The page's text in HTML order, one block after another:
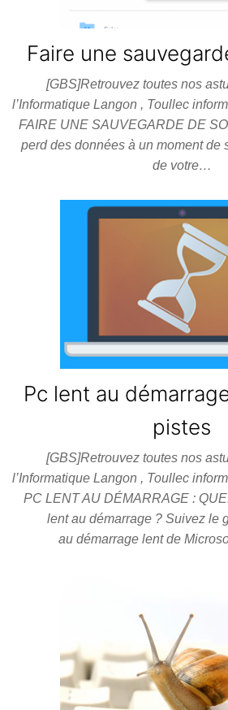
Faire une
[GBS]Retrouvez toutes nos
l’Informatique Langon , Toullec
FAIRE UNE SAUVEGARDE DE
perd des données à un moment de
de votre…
Pc lent au
pistes
[GBS]Retrouvez toutes nos
l’Informatique Langon , Toullec
PC LENT AU DÉMARRAGE :
lent au démarrage ? Suivez le
au démarrage lent de